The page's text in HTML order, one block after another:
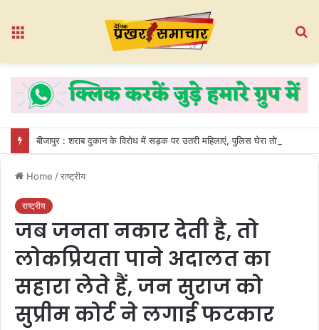
Home /राष्ट्रीय
राष्ट्रीय
जब जनता नकार देती है, तो
लोकप्रियता पाने अदालत का
सहारा लेते हैं, जन सुराज को
सुप्रीम कोर्ट ने लगाई फटकार